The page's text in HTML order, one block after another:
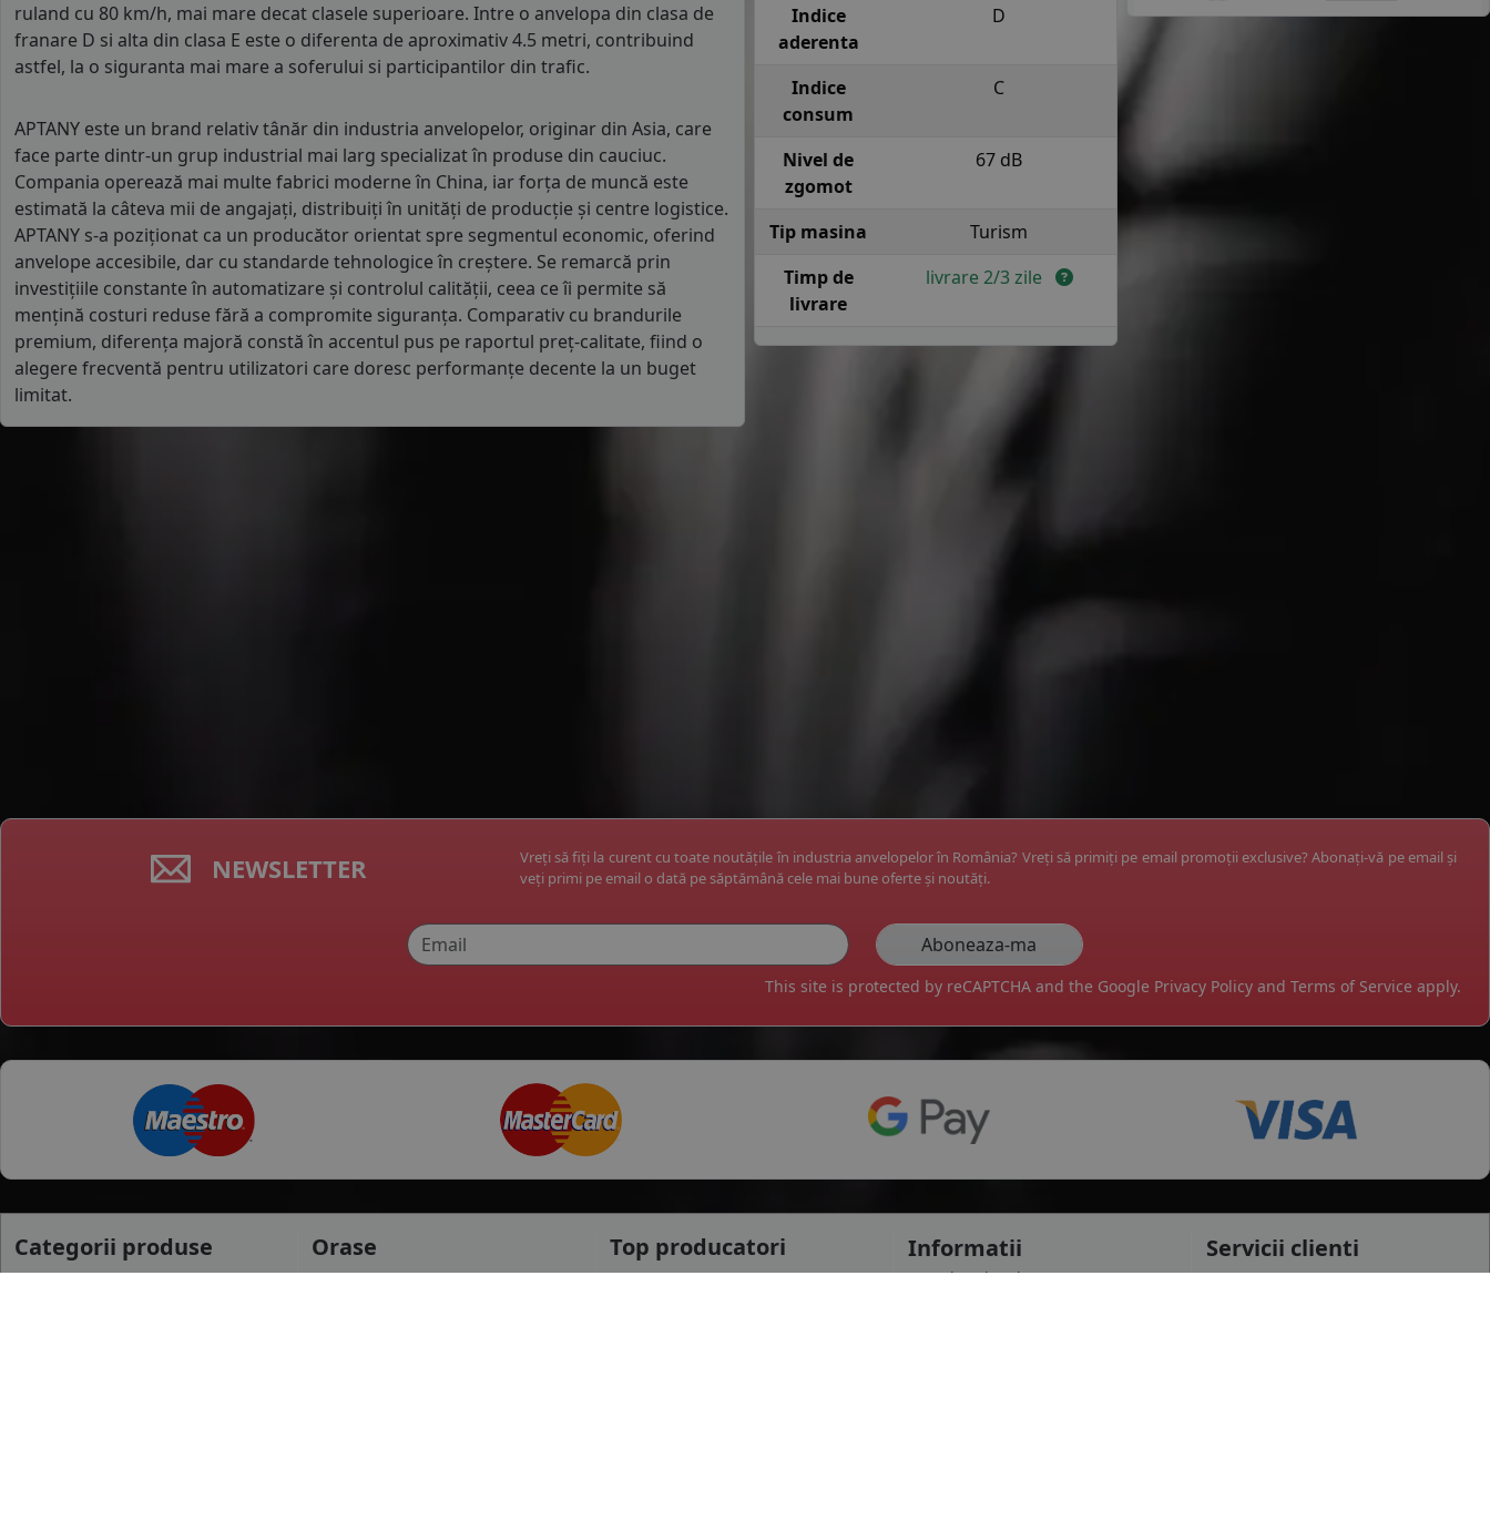
ruland cu 80 km/h, mai mare decat clasele superioare. Intre o anvelopa din clasa de
franare D si alta din clasa E este o diferenta de aproximativ 4.5 metri, contribuind
astfel, la o siguranta mai mare a soferului si participantilor din trafic.
APTANY este un brand relativ tânăr din industria anvelopelor, originar din Asia, care
face parte dintr-un grup industrial mai larg specializat în produse din cauciuc.
Compania operează mai multe fabrici moderne în China, iar forța de muncă este
estimată la câteva mii de angajați, distribuiți în unități de producție și centre logistice.
APTANY s-a poziționat ca un producător orientat spre segmentul economic, oferind
anvelope accesibile, dar cu standarde tehnologice în creștere. Se remarcă prin
investițiile constante în automatizare și controlul calității, ceea ce îi permite să
mențină costuri reduse fără a compromite siguranța. Comparativ cu brandurile
premium, diferența majoră constă în accentul pus pe raportul preț-calitate, fiind o
alegere frecventă pentru utilizatori care doresc performanțe decente la un buget
limitat.
Indice
aderenta
D
Indice
consum
C
Nivel de
zgomot
67 dB
Tip masina
Turism
Timp de
livrare
livrare 2/3 zile
NEWSLETTER
Vreți să fiți la curent cu toate noutățile în industria anvelopelor în România? Vreți să primiți pe email promoții exclusive? Abonați-vă pe email și
veți primi pe email o dată pe săptămână cele mai bune oferte și noutăți.
This site is protected by reCAPTCHA and the Google Privacy Policy and Terms of Service apply.
Categorii produse Orase Top producatori Informatii
Service Pitesti
Servicii clienti
Cerere retur